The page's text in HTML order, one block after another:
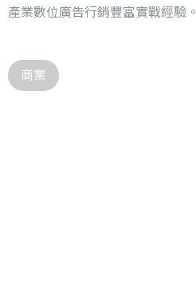
產業數位廣告行銷豐富實戰經驗。
商業